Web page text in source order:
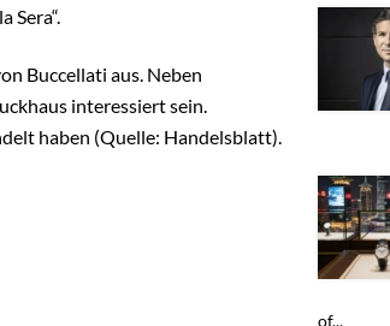
Sera“.
Buccellati aus. Neben
interessiert sein.
haben (Quelle: Handelsblatt).
of...